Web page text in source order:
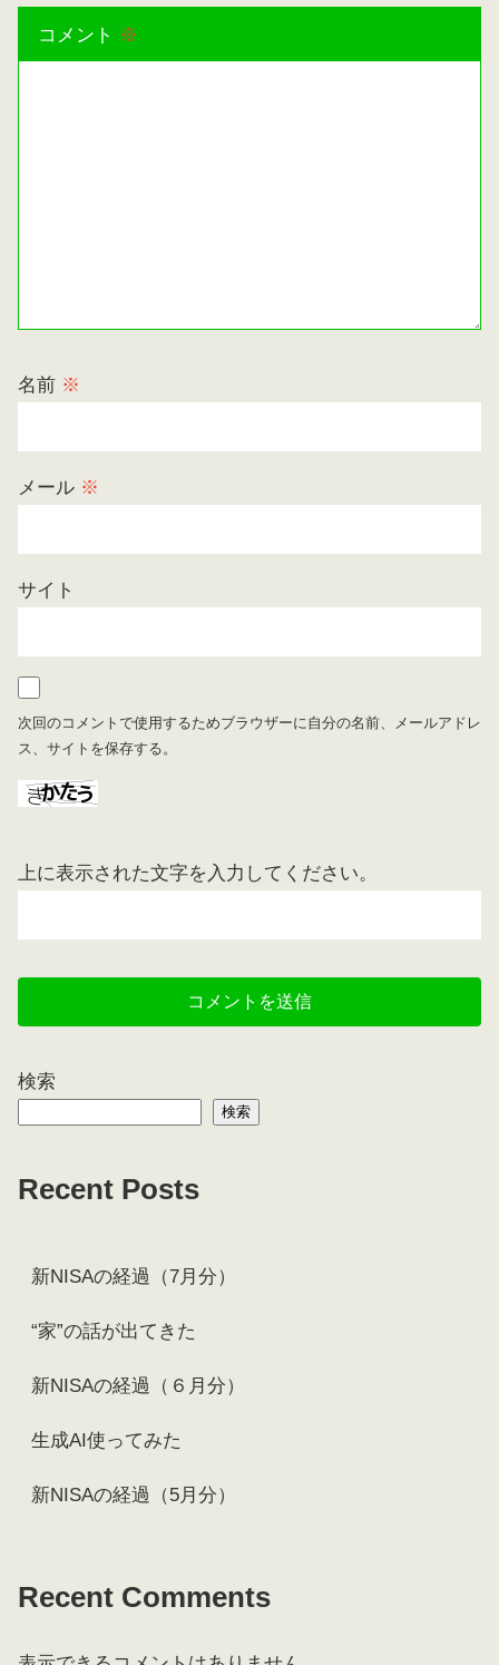
コメント ※
名前 ※
メール ※
サイト
次回のコメントで使用するためブラウザーに自分の名前、メールアドレ
ス、サイトを保存する。
上に表示された文字を入力してください。
検索
検索
Recent Posts
新NISAの経過（7月分）
“家”の話が出てきた
新NISAの経過（６月分）
生成AI使ってみた
新NISAの経過（5月分）
Recent Comments